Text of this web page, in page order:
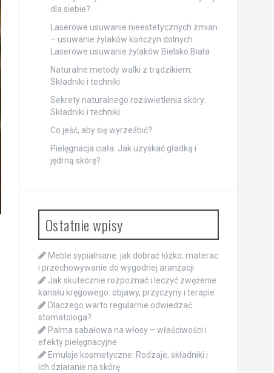
dla siebie?
Laserowe usuwanie nieestetycznych zmian
– usuwanie żylaków kończyn dolnych.
Laserowe usuwanie żylaków Bielsko Biała
Naturalne metody walki z trądzikiem:
Składniki i techniki
Sekrety naturalnego rozświetlenia skóry:
Składniki i techniki
Co jeść, aby się wyrzeźbić?
Pielęgnacja ciała: Jak uzyskać gładką i
jędrną skórę?
Ostatnie wpisy
Meble sypialniane: jak dobrać łóżko, materac
i przechowywanie do wygodnej aranżacji
Jak skutecznie rozpoznać i leczyć zwężenie
kanału kręgowego: objawy, przyczyny i terapie
Dlaczego warto regularnie odwiedzać
stomatologa?
Palma sabałowa na włosy – właściwości i
efekty pielęgnacyjne
Emulsje kosmetyczne: Rodzaje, składniki i
ich działanie na skórę